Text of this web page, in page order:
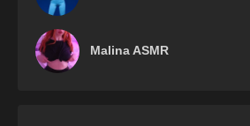
Malina ASMR